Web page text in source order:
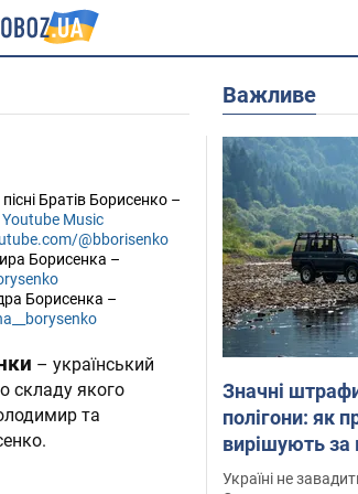
Братів Борисенко –
Youtube Music
@bborisenko
Борисенка –
Борисенка –
– український
складу якого
та
Важливе
Значні штрафи
полігони: як
вирішують за
Україні не